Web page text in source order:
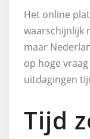
Het online
waarschijnlijk
maar
op hoge
uitdagingen
Tijd